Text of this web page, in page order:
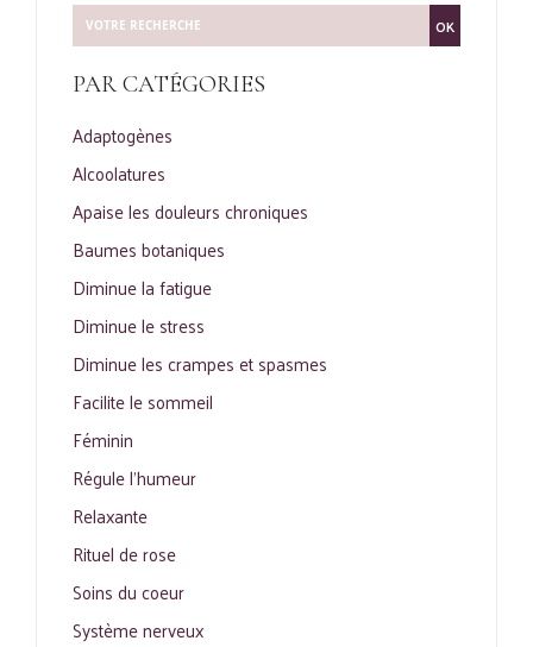
OK
PAR CATÉGORIES
Adaptogènes
Alcoolatures
Apaise les douleurs chroniques
Baumes botaniques
Diminue la fatigue
Diminue le stress
Diminue les crampes et spasmes
Facilite le sommeil
Féminin
Régule l'humeur
Relaxante
Rituel de rose
Soins du coeur
Système nerveux